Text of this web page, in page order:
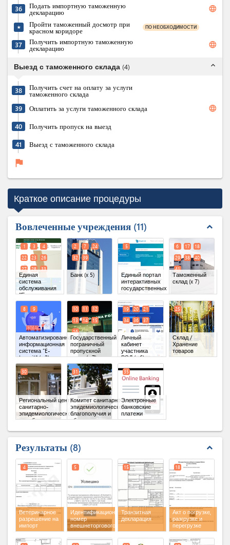
36
Подать импортную таможенную
декларацию language
★ Пройти таможенный досмотр при
красном коридоре ПО НЕОБХОДИМОСТИ
37 Получить импортную таможенную
декларацию language
Выезд с таможенного склада (4) expand_less
38 Получить счет на оплату за услуги
таможенного склада
39
Оплатить за услуги таможенного склада language
40 Получить пропуск на выезд
41 Выезд с таможенного склада
flag
Краткое описание процедуры
Вовлеченные учреждения 11 expand_less
Единая
система
обслуживания
"Единое
окно"(x 9)
1 3
4
22
23
26
27
28 33
Банк(x 5)
2 7
24
32
39
Единый портал
интерактивных
государственных
услуг
5
Таможенный
склад(x 7)
6 17
18
29
38
40
41
Автоматизированная
информационная
система "E-
tranzit"(x 2)
8 9
Государственный
пограничный
пропускной
пункт(x 7)
10 11
12
13
14
15
16
Личный
кабинет
участника
ВЭД(x 6)
19 20
21
34
36 37
Склад /
Хранение
товаров
25
Региональный центр
санитарно-
эпидемиологической
службы
30
Комитет санитарно-
эпидемиологического
благополучия и
общественного
Узбекистан
31
Электронные
банковские
платежи
35
Результаты 8 expand_less
Ветеринарное
разрешение на
импорт
4
Идентификационный
номер
внешнеторгового
контракта
5
Транзитная
декларация
15
Акт о погрузке,
разгрузке и
перегрузке
товаров
18